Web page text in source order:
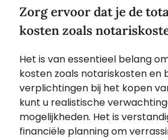
Zorg ervoor dat je de
kosten zoals
Het is van essentieel belang
kosten zoals notariskosten en
verplichtingen bij het kopen
kunt u realistische
mogelijkheden. Het is
financiële planning om